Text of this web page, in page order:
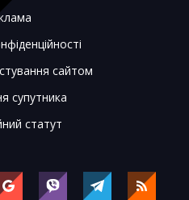
сайтом
супутника
статут